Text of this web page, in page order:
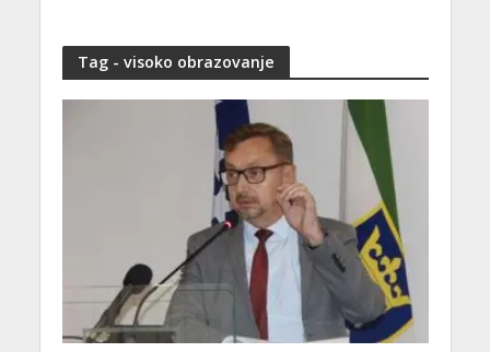
Tag - visoko obrazovanje